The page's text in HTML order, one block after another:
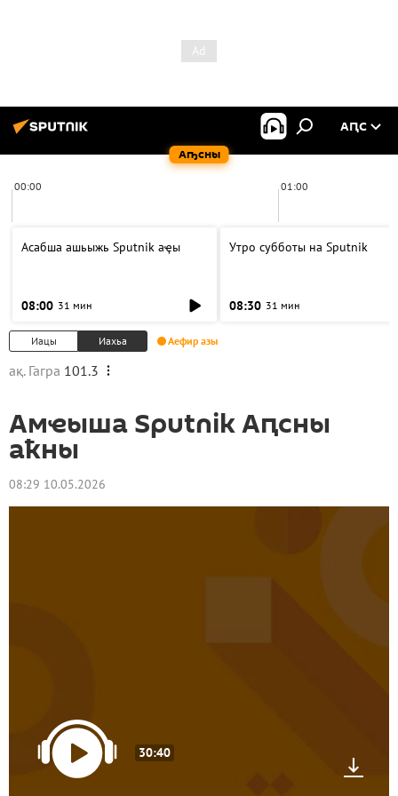
Аҧсны
АԤС
00:00 01:00
Асабша ашьыжь Sputnik аҿы
08:00 31 мин
Утро субботы на Sputnik
08:30 31 мин
Иацы Иахьа Аефир азы
ақ. Гагра 101.3
Амҽыша Sputnik Аԥсны
аҟны
08:29 10.05.2026
30:40